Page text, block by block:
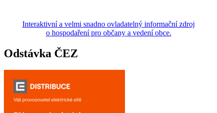
Interaktivní a velmi snadno ovladatelný informační zdroj
o hospodaření pro občany a vedení obce.
Odstávka ČEZ